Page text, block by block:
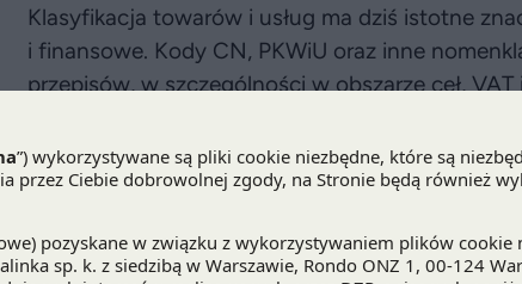
Klasyfikacja towarów i usług ma dziś istotne
i finansowe. Kody CN, PKWiU oraz inne
przepisów, w szczególności w obszarze ceł,
klasyfikacji może wpływać na wysokość
importera oraz ocenę ryzyk w relacjach z
Jednym z zagadnień budzących praktyczne
niezmontowanych lub niekompletnych.
taki towar posiada zasadniczy charakter wyrobu